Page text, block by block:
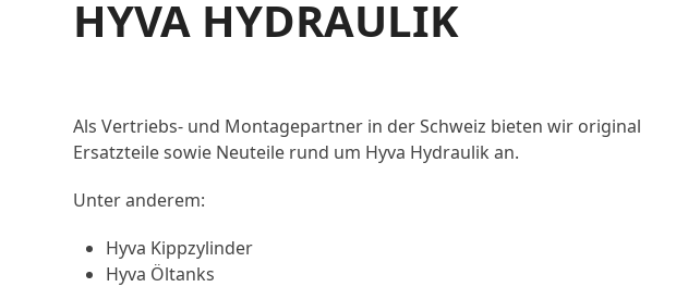
HYVA HYDRAULIK
Als Vertriebs- und Montagepartner in der Schweiz bieten wir original
Ersatzteile sowie Neuteile rund um Hyva Hydraulik an.
Unter anderem:
Hyva Kippzylinder
Hyva Öltanks